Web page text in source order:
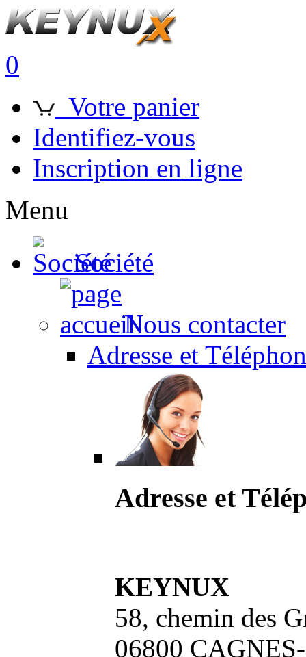
0
Votre panier
Identifiez-vous
Inscription en ligne
Menu
Société
Nous contacter
Adresse et
Adresse et
KEYNUX
58, chemin des
06800